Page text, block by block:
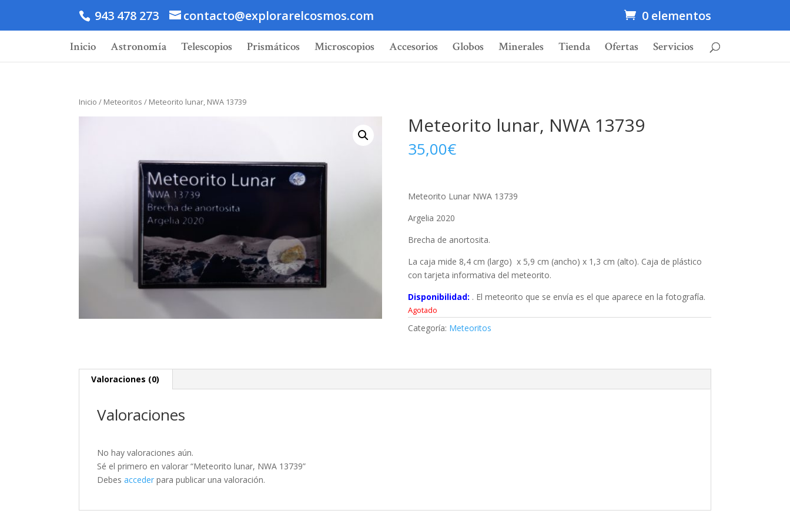
943 478 273 contacto@explorarelcosmos.com 0 elementos
Inicio Astronomía Telescopios Prismáticos Microscopios Accesorios Globos Minerales Tienda Ofertas Servicios
Inicio / Meteoritos / Meteorito lunar, NWA 13739
Meteorito lunar, NWA 13739
35,00€
Meteorito Lunar NWA 13739
Argelia 2020
Brecha de anortosita.
La caja mide 8,4 cm (largo) x 5,9 cm (ancho) x 1,3 cm (alto). Caja de plástico
con tarjeta informativa del meteorito.
Disponibilidad: . El meteorito que se envía es el que aparece en la fotografía.
Agotado
Categoría: Meteoritos
Valoraciones (0)
Valoraciones
No hay valoraciones aún.
Sé el primero en valorar “Meteorito lunar, NWA 13739”
Debesacceder para publicar una valoración.